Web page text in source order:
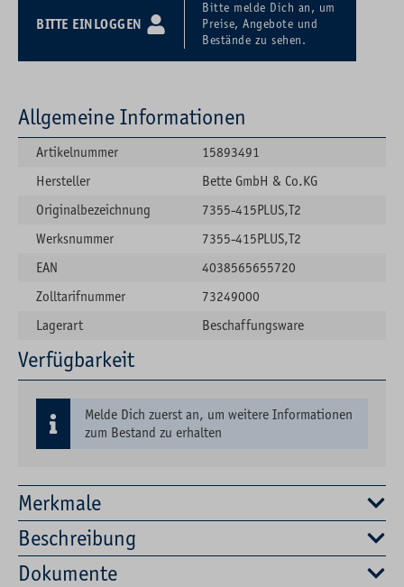
BITTE EINLOGGEN
Bitte melde Dich an, um
Preise, Angebote und
Bestände zu sehen.
Merkmale
Beschreibung
Dokumente
Allgemeine Informationen
Artikelnummer
15893491
Hersteller
Bette GmbH & Co.KG
Originalbezeichnung
7355-415PLUS,T2
Werksnummer
7355-415PLUS,T2
EAN
4038565655720
Zolltarifnummer
73249000
Lagerart
Beschaffungsware
Verfügbarkeit
Melde Dich zuerst an, um weitere Informationen
zum Bestand zu erhalten